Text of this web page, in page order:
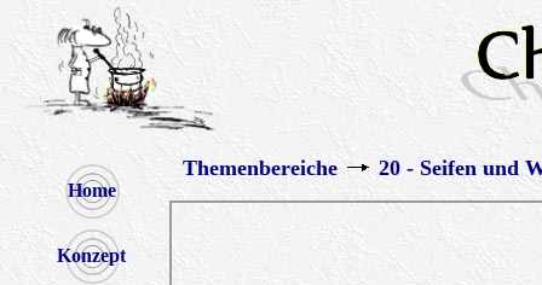
Home
Konzept
Themenbereiche 20 - Seifen und